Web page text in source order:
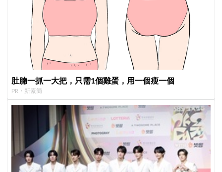
肚腩一抓一大把，只需1個雞蛋，用一個瘦一個
PR・新素簡